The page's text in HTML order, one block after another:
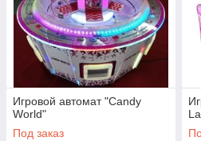
Игровой автомат "Candy
World"
Под заказ